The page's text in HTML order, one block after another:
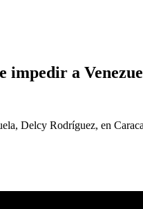
impedir a
Delcy Rodríguez, en